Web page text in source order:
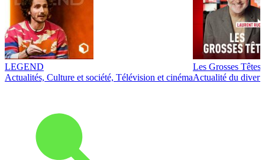
LEGEND
Actualités, Culture et société, Télévision et cinéma
Les Grosses Têtes
Actualité du